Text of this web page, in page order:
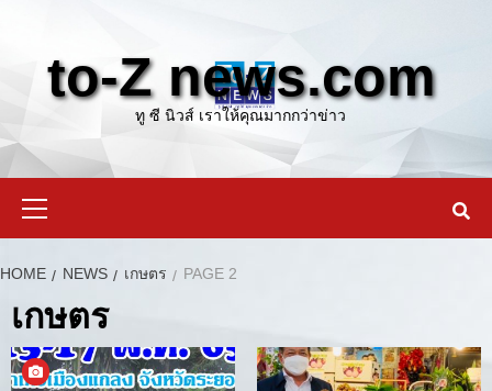
contentto-Z news.com
ทู ซี นิวส์ เราให้คุณมากกว่าข่าว
HOME NEWS เกษตร PAGE 2
เกษตร